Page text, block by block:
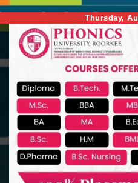
to
content
Thursday,